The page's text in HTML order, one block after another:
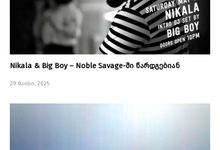
Nikala & Big Boy – Noble Savage-ში წარდგებიან
29 მაისი, 2025